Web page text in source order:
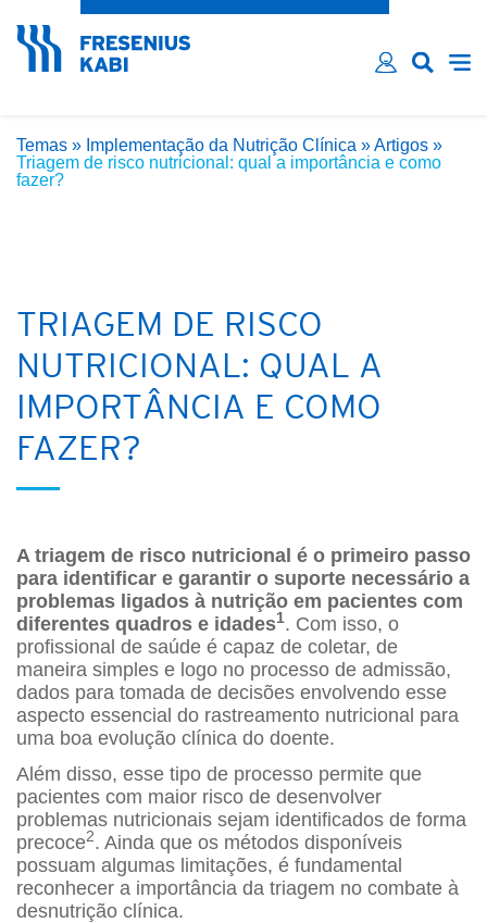
Email*
Lembre-me
Temas » Implementação da Nutrição Clínica »Artigos »
Triagem de risco nutricional: qual a importância e como
fazer?
TRIAGEM DE RISCO
NUTRICIONAL: QUAL A
IMPORTÂNCIA E COMO
FAZER?
A triagem de risco nutricional é o primeiro passo
para identificar e garantir o suporte necessário a
problemas ligados à nutrição em pacientes com
diferentes quadros e idades1. Com isso, o
profissional de saúde é capaz de coletar, de
maneira simples e logo no processo de admissão,
dados para tomada de decisões envolvendo esse
aspecto essencial do rastreamento nutricional para
uma boa evolução clínica do doente.
Além disso, esse tipo de processo permite que
pacientes com maior risco de desenvolver
problemas nutricionais sejam identificados de forma
precoce2. Ainda que os métodos disponíveis
possuam algumas limitações, é fundamental
reconhecer a importância da triagem no combate à
desnutrição clínica.